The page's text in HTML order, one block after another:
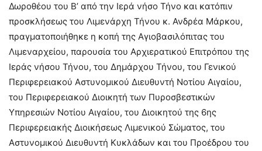
Δωροθέου του Β’ από την Ιερά νήσο Τήνο και κατόπιν
προσκλήσεως του Λιμενάρχη Τήνου κ. Ανδρέα Μάρκου,
πραγματοποιήθηκε η κοπή της Αγιοβασιλόπιτας του
Λιμεναρχείου, παρουσία του Αρχιερατικού Επιτρόπου της
Ιεράς νήσου Τήνου, του Δημάρχου Τήνου, του Γενικού
Περιφερειακού Αστυνομικού Διευθυντή Νοτίου Αιγαίου,
του Περιφερειακού Διοικητή των Πυροσβεστικών
Υπηρεσιών Νοτίου Αιγαίου, του Διοικητού της 6ης
Περιφερειακής Διοικήσεως Λιμενικού Σώματος, του
Αστυνομικού Διευθυντή Κυκλάδων και του Προέδρου του